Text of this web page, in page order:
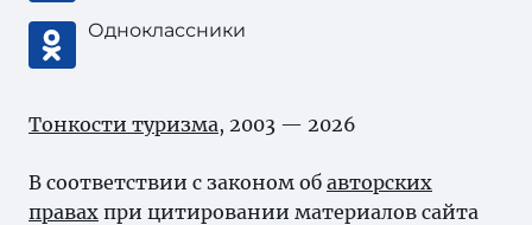
Одноклассники
Тонкости туризма, 2003 — 2026
В соответствии с законом об авторских
правах при цитировании материалов сайта